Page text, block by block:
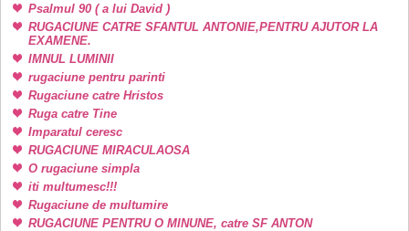
Psalmul 90 ( a lui David )
RUGACIUNE CATRE SFANTUL ANTONIE,PENTRU AJUTOR LA
EXAMENE.
IMNUL LUMINII
rugaciune pentru parinti
Rugaciune catre Hristos
Ruga catre Tine
Imparatul ceresc
RUGACIUNE MIRACULAOSA
O rugaciune simpla
iti multumesc!!!
Rugaciune de multumire
RUGACIUNE PENTRU O MINUNE, catre SF ANTON